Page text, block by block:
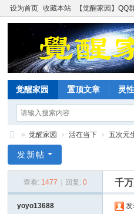
设为首页 收藏本站 【觉醒家园】QQ
觉醒家园 置顶文章 灵
醒
园
» 觉醒家园 › 活在当下 › 五次元
发新帖
查看: 1477 回复: 0 千
yoyo13688